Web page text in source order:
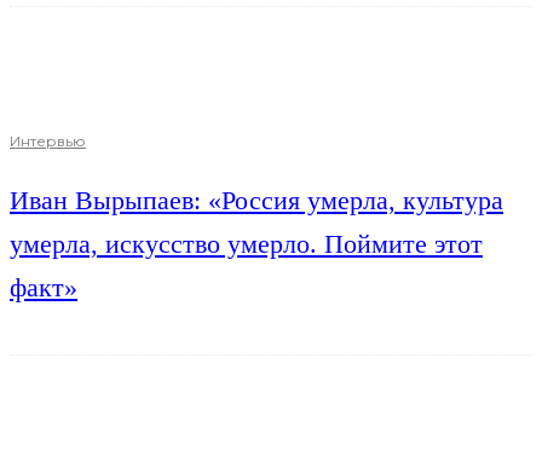
Интервью
Иван Вырыпаев: «Россия умерла, культура
умерла, искусство умерло. Поймите этот
факт»